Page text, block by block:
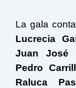
La gala
Lucrecia
Juan José
Pedro
Raluca